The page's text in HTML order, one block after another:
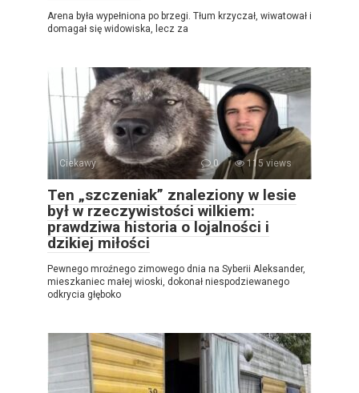
Arena była wypełniona po brzegi. Tłum krzyczał, wiwatował i
domagał się widowiska, lecz za
Ciekawy 0 115 views
Ten „szczeniak” znaleziony w lesie
był w rzeczywistości wilkiem:
prawdziwa historia o lojalności i
dzikiej miłości
Pewnego mroźnego zimowego dnia na Syberii Aleksander,
mieszkaniec małej wioski, dokonał niespodziewanego
odkrycia głęboko